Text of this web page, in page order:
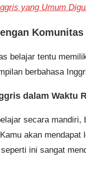
yang Umum
belajar tentu
berbahasa
dalam Waktu
secara
akan
ini sangat